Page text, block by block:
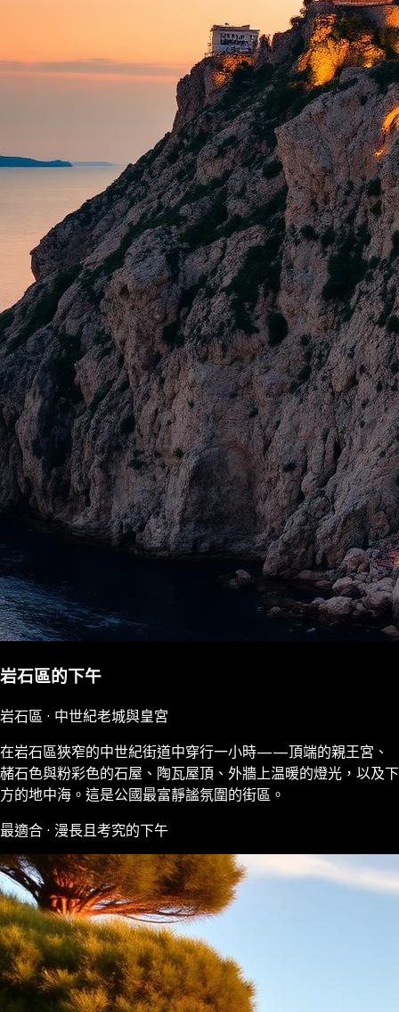
岩石區的下午
岩石區 · 中世紀老城與皇宮
在岩石區狹窄的中世紀街道中穿行一小時——頂端的親王宮、
赭石色與粉彩色的石屋、陶瓦屋頂、外牆上温暖的燈光，以及下
方的地中海。這是公國最富靜謐氛圍的街區。
最適合 · 漫長且考究的下午